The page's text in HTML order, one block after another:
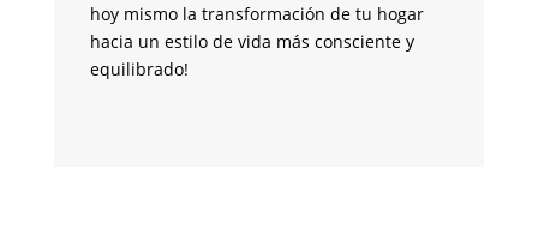
hoy mismo la transformación de tu hogar
hacia un estilo de vida más consciente y
equilibrado!